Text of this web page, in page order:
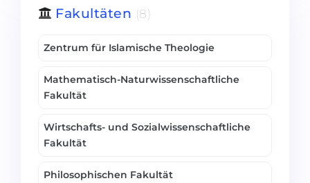
Fakultäten (8)
Zentrum für Islamische Theologie
Mathematisch-Naturwissenschaftliche
Fakultät
Wirtschafts- und Sozialwissenschaftliche
Fakultät
Philosophischen Fakultät